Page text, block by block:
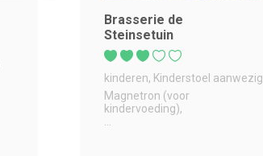
Brasserie de
Steinsetuin
kinderen Kinderstoel aanwezig
Magnetron (voor
kindervoeding)